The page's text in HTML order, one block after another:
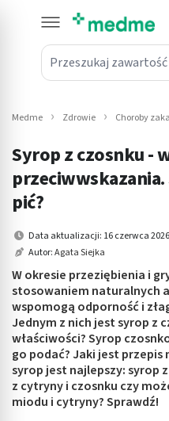
Przeszukaj zawartość
submenu: Leki na receptę
submenu: Mama i dziecko
submenu: Kosmetyki
submenu: Higiena
submenu: Sprzęt medyczny
submenu: Intymne
submenu: Wellness
Medme Zdrowie Choroby
Syrop z czosnku -
pić?
Data aktualizacji: 16 czerwca 2026
Autor:Agata Siejka
W okresie przeziębienia i
stosowaniem naturalnych
wspomogą odporność i
Jednym z nich jest syrop z
właściwości? Syrop
go podać? Jaki jest przepis
syrop jest najlepszy: syrop
z cytryny i czosnku czy
miodu i cytryny? Sprawdź!